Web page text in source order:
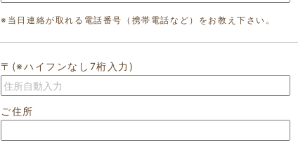
※当日連絡が取れる電話番号（携帯電話など）をお教え下さい。
〒(※ハイフンなし7桁入力)
ご住所